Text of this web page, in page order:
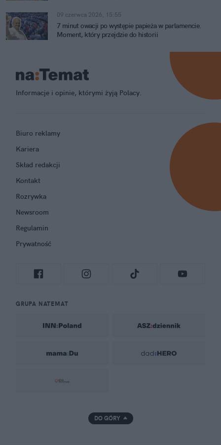
09 czerwca 2026, 15:55
7 minut owacji po występie papieża w parlamencie.
Moment, który przejdzie do historii
Informacje i opinie, którymi żyją Polacy.
Biuro reklamy
Kariera
Skład redakcji
Kontakt
Rozrywka
Newsroom
Regulamin
Prywatność
GRUPA NATEMAT
DO GÓRY